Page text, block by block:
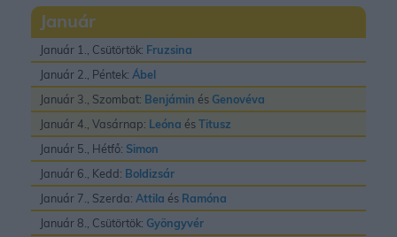
Január
Január 1., Csütörtök: Fruzsina
Január 2., Péntek: Ábel
Január 3., Szombat: Benjámin és Genovéva
Január 4., Vasárnap: Leóna ésTitusz
Január 5., Hétfő: Simon
Január 6., Kedd: Boldizsár
Január 7., Szerda: Attila és Ramóna
Január 8., Csütörtök: Gyöngyvér